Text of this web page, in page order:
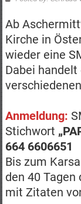
Ab
Kirche in
wieder eine
Dabei
Anmeldung:
Stichwort
664 6606651
Bis zum
den 40
mit Zitaten